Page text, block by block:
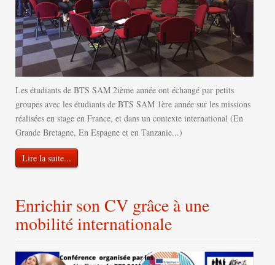
Les étudiants de BTS SAM 2ième année ont échangé par petits
groupes avec les étudiants de BTS SAM 1ère année sur les missions
réalisées en stage en France, et dans un contexte international (En
Grande Bretagne, En Espagne et en Tanzanie...)
Lire la suite...
Enrichir son CV grâce à une
mobilité internationale